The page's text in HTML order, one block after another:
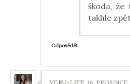
škoda, že
takhle
Odpovědět
VERU-LIFE 16. PROSINCE